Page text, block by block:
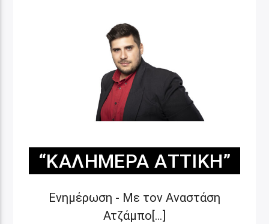
“ΚΑΛΗΜΈΡΑ ΑΤΤΙΚΉ”
Ενημέρωση - Με τον Αναστάση
Ατζάμπο[...]